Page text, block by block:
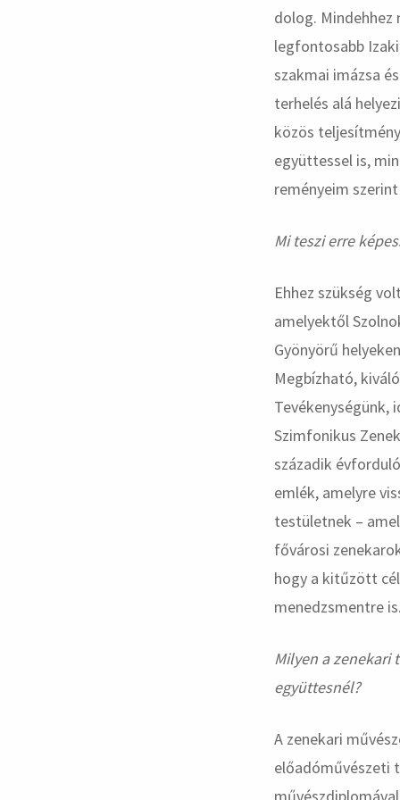
dolog. Mindehhez
legfontosabb
szakmai imázsa
terhelés alá
közös
együttessel is,
reményeim
Mi teszi erre
Ehhez szükség
amelyektől
Gyönyörű
Megbízható,
Tevékenységünk,
Szimfonikus
századik
emlék, amelyre
testületnek –
fővárosi
hogy a kitűzött
menedzsmentre
Milyen a zenekari
együttesnél?
A zenekari
előadóművészeti